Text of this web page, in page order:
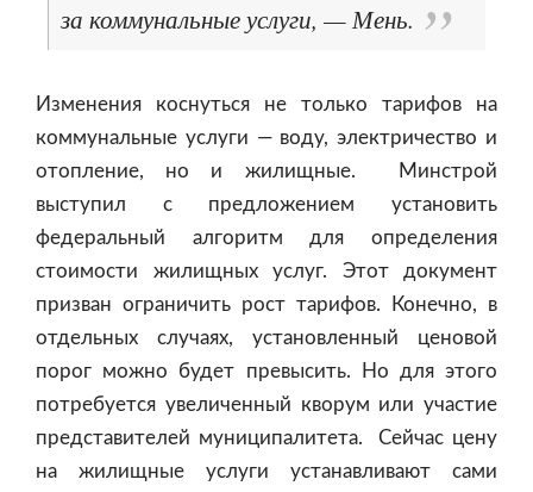
за коммунальные услуги, — Мень.
Изменения коснуться не только тарифов на
коммунальные услуги — воду, электричество и
отопление, но и жилищные. Минстрой
выступил с предложением установить
федеральный алгоритм для определения
стоимости жилищных услуг. Этот документ
призван ограничить рост тарифов. Конечно, в
отдельных случаях, установленный ценовой
порог можно будет превысить. Но для этого
потребуется увеличенный кворум или участие
представителей муниципалитета. Сейчас цену
на жилищные услуги устанавливают сами